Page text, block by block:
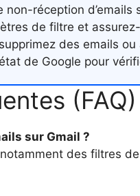
réception
de filtre et
des emails
de Google pour
(FAQ)
sur Gmail ?
des filtres